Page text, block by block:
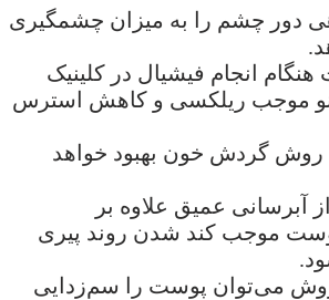
دور چشم را به میزان چشمگیری
انجام فیشیال در کلینیک
نو موجب ریلکسی و کاهش استرس
روش گردش خون بهبود خواهد
آبرسانی عمیق علاوه بر
موجب کند شدن روند پیری
می‌توان پوست را سم‌زدایی